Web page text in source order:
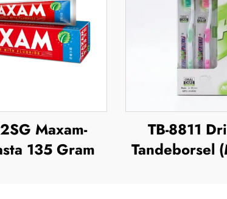
Maxam-
135 Gram
TB-8811
Tandeborsel